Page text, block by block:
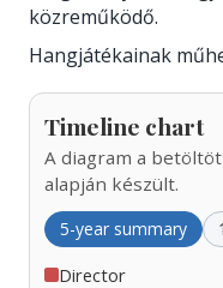
közreműködő.
Hangjátékainak
Timeline chart
A diagram a
alapján készült.
5-year summary
Director